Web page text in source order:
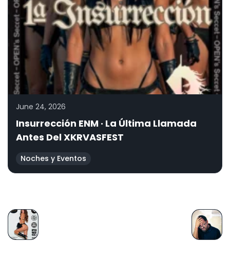
June 24, 2026
Insurrección ENM · La Última Llamada
Antes Del XKRVASFEST
Noches y Eventos